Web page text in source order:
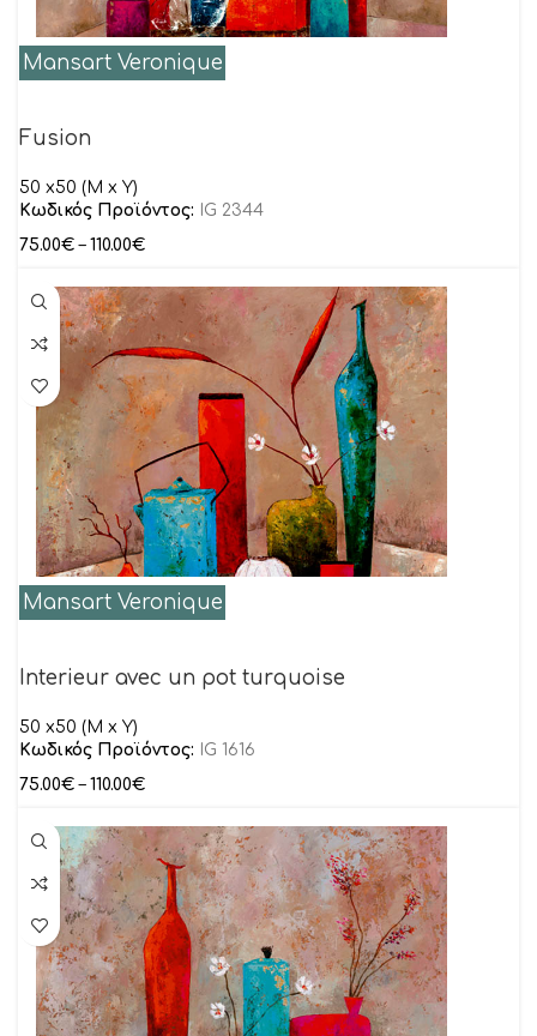
Mansart Veronique
Fusion
50 x50 (M x Y)
Κωδικός Προϊόντος:
IG 2344
75.00€ – 110.00€
Mansart Veronique
Interieur avec un pot turquoise
50 x50 (M x Y)
Κωδικός Προϊόντος:
IG 1616
75.00€ – 110.00€